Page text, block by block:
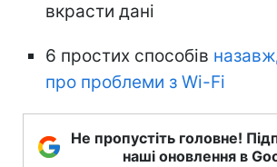
вкрасти дані
6 простих способів
про проблеми з Wi-Fi
Не пропустіть головне!
наші оновлення в